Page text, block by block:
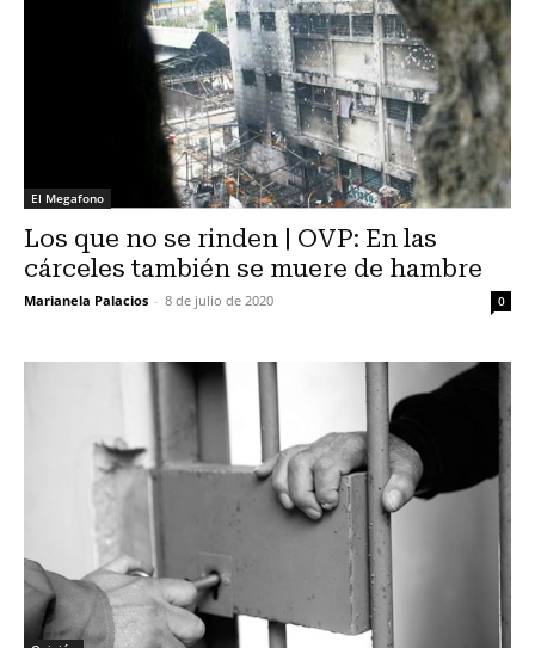
El Megafono
Los que no se rinden | OVP: En las
cárceles también se muere de hambre
Marianela Palacios - 8 de julio de 2020 0